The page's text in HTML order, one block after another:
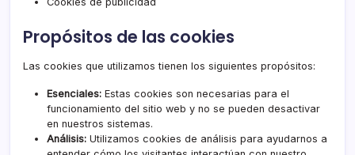
Propósitos de las cookies
Las cookies que utilizamos tienen los siguientes propósitos:
Esenciales: Estas cookies son necesarias para el
funcionamiento del sitio web y no se pueden desactivar
en nuestros sistemas.
Análisis: Utilizamos cookies de análisis para ayudarnos a